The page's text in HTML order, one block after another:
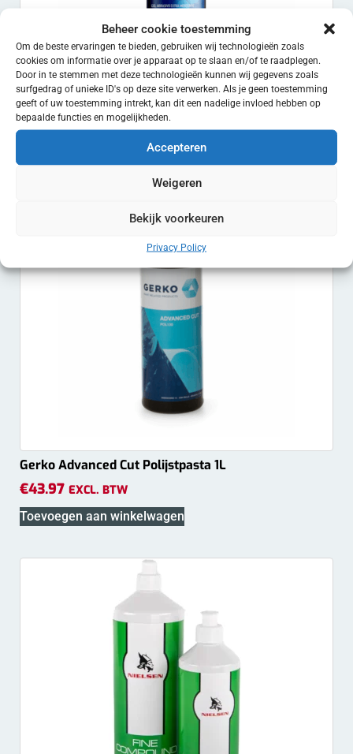
Beheer cookie toestemming
Om de beste ervaringen te bieden, gebruiken wij technologieën zoals
cookies om informatie over je apparaat op te slaan en/of te raadplegen.
Door in te stemmen met deze technologieën kunnen wij gegevens zoals
surfgedrag of unieke ID's op deze site verwerken. Als je geen toestemming
geeft of uw toestemming intrekt, kan dit een nadelige invloed hebben op
bepaalde functies en mogelijkheden.
Accepteren
Weigeren
Bekijk voorkeuren
Privacy Policy
Virtus 487 UHD cut & polish
€61.50 EXCL. BTW
Toevoegen aan winkelwagen
Gerko Advanced Cut Polijstpasta 1L
€43.97 EXCL. BTW
Toevoegen aan winkelwagen